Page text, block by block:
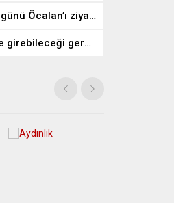
İmralı Heyeti pazar günü Öcalan’ı ziyaret edecek
Muhalefetin seçime girebileceği gerçek bir alan kalmayabilir